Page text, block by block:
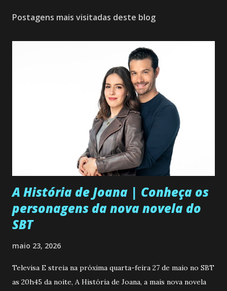
Postagens mais visitadas deste blog
A História de Joana | Conheça os
personagens da nova novela do
SBT
maio 23, 2026
Televisa E streia na próxima quarta-feira 27 de maio no SBT
as 20h45 da noite, A História de Joana, a mais nova novela